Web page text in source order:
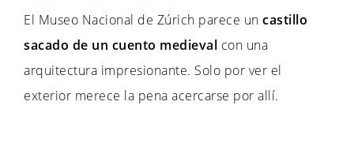
El Museo Nacional de Zúrich parece un castillo
sacado de un cuento medieval con una
arquitectura impresionante. Solo por ver el
exterior merece la pena acercarse por allí.